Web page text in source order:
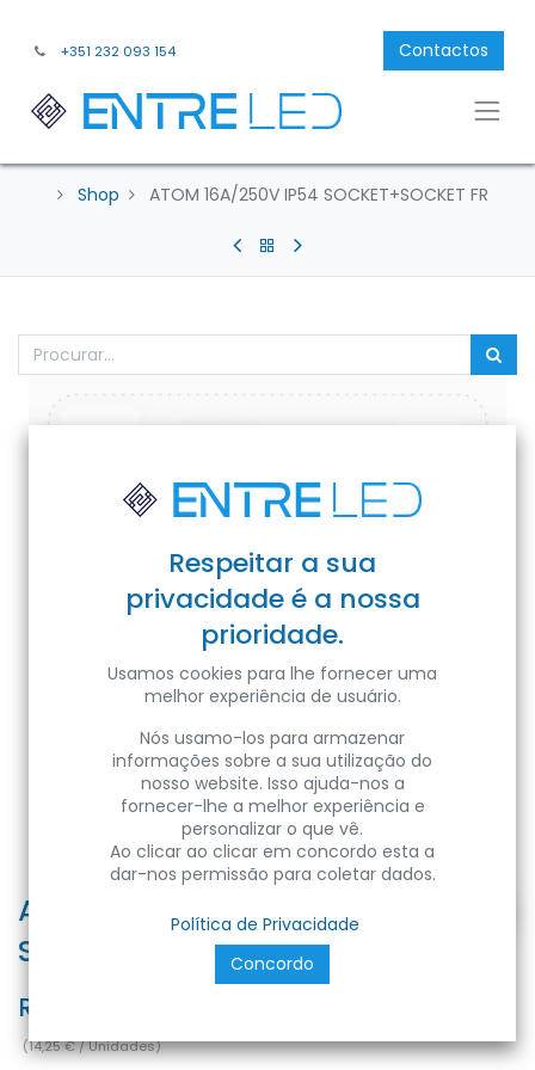
+351 232 093 154 Contactos
Shop ATOM 16A/250V IP54 SOCKET+SOCKET FR
ATOM 16A/250V IP54
SOCKET+SOCKET FR
Ref:
(14,25€/Unidades)
Respeitar a sua
privacidade é a nossa
prioridade.
Usamos cookies para lhe fornecer uma
melhor experiência de usuário.
Nós usamo-los para armazenar
informações sobre a sua utilização do
nosso website. Isso ajuda-nos a
fornecer-lhe a melhor experiência e
personalizar o que vê.
Ao clicar ao clicar em concordo esta a
dar-nos permissão para coletar dados.
Política de Privacidade
Concordo